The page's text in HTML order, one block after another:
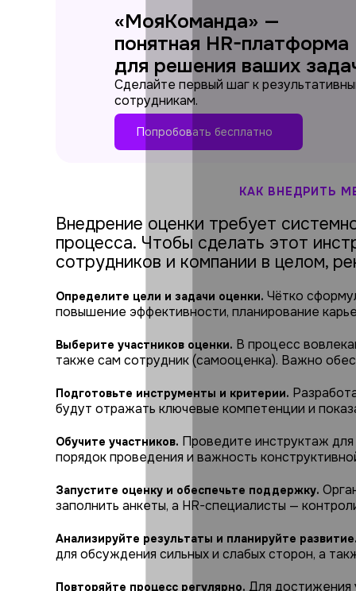
«МояКоманда» —
понятная HR-платформа
для решения ваших
Сделайте первый шаг к
сотрудникам.
Попробовать бесплатно
КАК ВНЕДРИТЬ
Внедрение оценки требует
процесса. Чтобы сделать этот
сотрудников и компании в целом,
Определите цели и задачи оценки. Чётко
повышение эффективности, планирование
Выберите участников оценки. В процесс
также сам сотрудник (самооценка). Важно
Подготовьте инструменты и критерии.
будут отражать ключевые компетенции и
Обучите участников. Проведите инструктаж для
порядок проведения и важность
Запустите оценку и обеспечьте поддержку.
заполнить анкеты, а HR-специалисты —
Анализируйте результаты и планируйте
для обсуждения сильных и слабых сторон, а
Повторяйте процесс регулярно. Для достижения